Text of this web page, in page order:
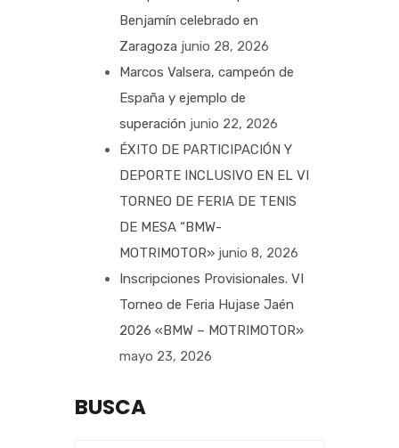
Benjamín celebrado en
Zaragoza junio 28, 2026
Marcos Valsera, campeón de
España y ejemplo de
superación junio 22, 2026
ÉXITO DE PARTICIPACIÓN Y
DEPORTE INCLUSIVO EN EL VI
TORNEO DE FERIA DE TENIS
DE MESA “BMW-
MOTRIMOTOR» junio 8, 2026
Inscripciones Provisionales. VI
Torneo de Feria Hujase Jaén
2026 «BMW – MOTRIMOTOR»
mayo 23, 2026
BUSCA